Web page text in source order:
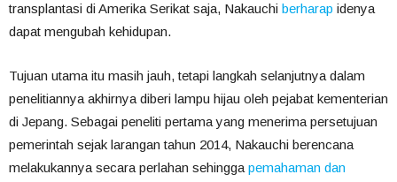
transplantasi di Amerika Serikat saja, Nakauchi berharap idenya
dapat mengubah kehidupan.
Tujuan utama itu masih jauh, tetapi langkah selanjutnya dalam
penelitiannya akhirnya diberi lampu hijau oleh pejabat kementerian
di Jepang. Sebagai peneliti pertama yang menerima persetujuan
pemerintah sejak larangan tahun 2014, Nakauchi berencana
melakukannya secara perlahan sehinggapemahaman dan